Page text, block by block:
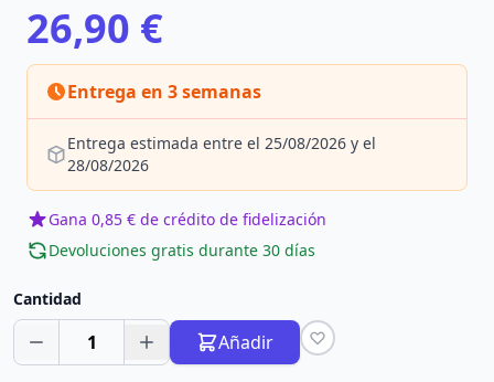
26,90 €
Entrega en 3 semanas
Entrega estimada entre el 25/08/2026 y el
28/08/2026
Gana 0,85 € de crédito de fidelización
Devoluciones gratis durante 30 días
Cantidad
1 Añadir